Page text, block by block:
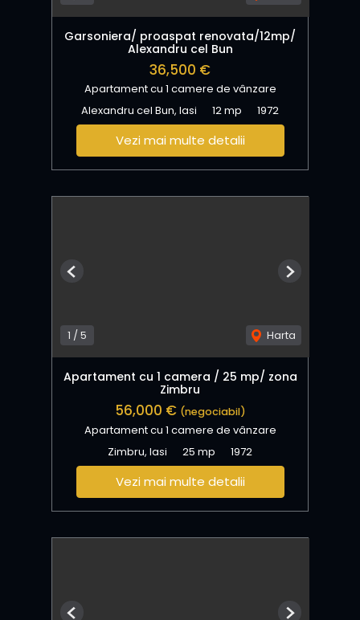
Garsoniera/ proaspat renovata/12mp/
Alexandru cel Bun
36,500 €
Apartament cu 1 camere de vânzare
Alexandru cel Bun, Iasi
12 mp 1972
Vezi mai multe detalii
1 / 5 Harta
Previous Next
Apartament cu 1 camera / 25 mp/ zona
Zimbru
56,000 € (negociabil)
Apartament cu 1 camere de vânzare
Zimbru, Iasi
25 mp 1972
Vezi mai multe detalii